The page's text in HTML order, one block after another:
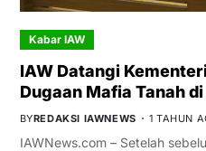
Kabar IAW
IAW Datangi
Dugaan Mafia Tanah
BYREDAKSI IAWNEWS 1 TAHUN
IAWNews.com – Setelah